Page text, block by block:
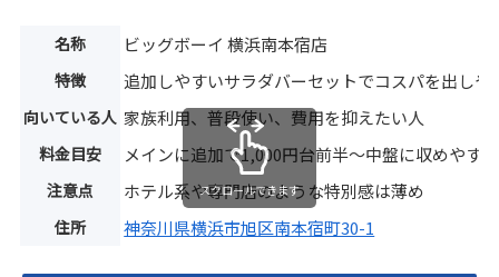
名称 ビッグボーイ 横浜南本宿店
特徴 追加しやすいサラダバーセットでコスパを出しや
向いている人 家族利用、普段使い、費用を抑えたい人
料金目安 メインに追加で1,000円台前半〜中盤に収めやすい
注意点 ホテル系や専門店のような特別感は薄め
住所 神奈川県横浜市旭区南本宿町30-1
スクロールできます